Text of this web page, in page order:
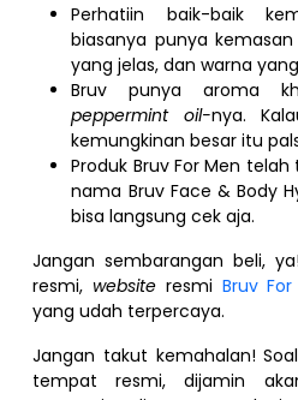
Perhatiin baik-baik
biasanya punya
yang jelas, dan warna
Bruv punya aroma
peppermint oil-nya.
kemungkinan besar itu
Produk Bruv For Men
nama Bruv Face & Body
bisa langsung cek aja.
Jangan sembarangan beli,
resmi,website resmi Bruv
yang udah terpercaya.
Jangan takut kemahalan!
tempat resmi, dijamin